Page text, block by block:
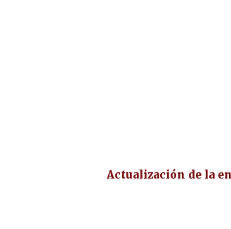
Actualización de la